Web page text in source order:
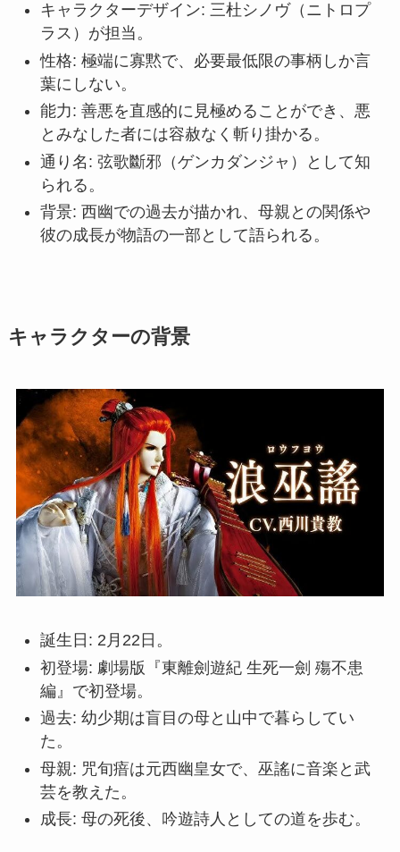
キャラクターデザイン: 三杜シノヴ（ニトロプ
ラス）が担当。
性格: 極端に寡黙で、必要最低限の事柄しか言
葉にしない。
能力: 善悪を直感的に見極めることができ、悪
とみなした者には容赦なく斬り掛かる。
通り名: 弦歌斷邪（ゲンカダンジャ）として知
られる。
背景: 西幽での過去が描かれ、母親との関係や
彼の成長が物語の一部として語られる。
キャラクターの背景
誕生日: 2月22日。
初登場: 劇場版『東離劍遊紀 生死一劍 殤不患
編』で初登場。
過去: 幼少期は盲目の母と山中で暮らしてい
た。
母親: 咒旬瘖は元西幽皇女で、巫謠に音楽と武
芸を教えた。
成長: 母の死後、吟遊詩人としての道を歩む。